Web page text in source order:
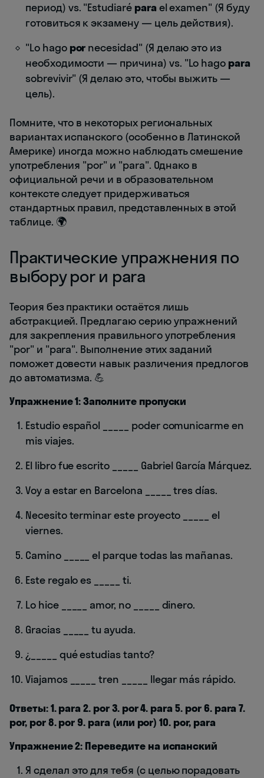
период) vs. "Estudiaré para el examen" (Я буду
готовиться к экзамену — цель действия).
"Lo hago por necesidad" (Я делаю это из
необходимости — причина) vs. "Lo hago para
sobrevivir" (Я делаю это, чтобы выжить —
цель).
Помните, что в некоторых региональных
вариантах испанского (особенно в Латинской
Америке) иногда можно наблюдать смешение
употребления "por" и "para". Однако в
официальной речи и в образовательном
контексте следует придерживаться
стандартных правил, представленных в этой
таблице. 🌍
Практические упражнения по
выбору por и para
Теория без практики остаётся лишь
абстракцией. Предлагаю серию упражнений
для закрепления правильного употребления
"por" и "para". Выполнение этих заданий
поможет довести навык различения предлогов
до автоматизма. 💪
Упражнение 1: Заполните пропуски
Estudio español _____ poder comunicarme en
mis viajes.
El libro fue escrito _____ Gabriel García Márquez.
Voy a estar en Barcelona _____ tres días.
Necesito terminar este proyecto _____ el
viernes.
Camino _____ el parque todas las mañanas.
Este regalo es _____ ti.
Lo hice _____ amor, no _____ dinero.
Gracias _____ tu ayuda.
¿_____ qué estudias tanto?
Viajamos _____ tren _____ llegar más rápido.
Ответы: 1. para 2. por 3. por 4. para 5. por 6. para 7.
por, por 8. por 9. para (или por) 10. por, para
Упражнение 2: Переведите на испанский
Я сделал это для тебя (с целью порадовать